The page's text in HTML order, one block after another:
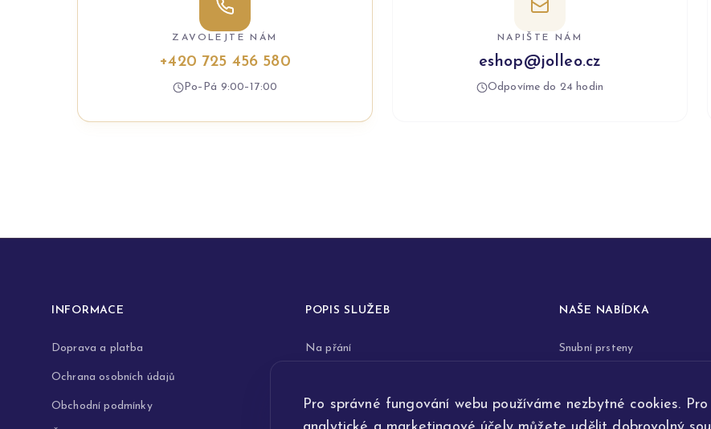
Pro správné fungování webu používáme nezbytné cookies. Pro
ZAVOLEJTE NÁM
+420 725 456 580
Po–Pá 9:00–17:00
NAPIŠTE NÁM
eshop@jolleo.cz
Odpovíme do 24 hodin
INFORMACE
Doprava a platba
Ochrana osobních údajů
Obchodní podmínky
POPIS SLUŽEB
Na přání
Opravy a renovace šperků
NAŠE NABÍDKA
Snubní prsteny
Šperky